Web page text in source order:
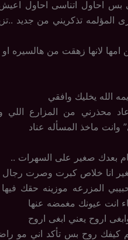
احاول اتناسى احاول
المؤلمه تذكريني من جديد
لانها زهقت من هالسيره او
عاد محذرني من المزارع
وانت ماخذ المسأله عناد
بعدك صغير على السهرات ..
انا خلاص كبرت وصرت رجال
المزرعه موزينه حقك فيها
انت عيونك مغمضه عنها
اروح يعني ابغى اروح
كيفك روح بس تأكد اني مو